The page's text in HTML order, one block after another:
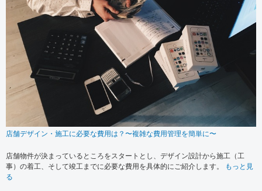
店舗デザイン・施工に必要な費用は？〜複雑な費用管理を簡単に〜
店舗物件が決まっているところをスタートとし、デザイン設計から施工（工
事）の着工、そして竣工までに必要な費用を具体的にご紹介します。
もっと見
る